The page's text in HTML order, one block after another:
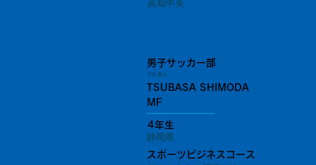
高知中央
男子サッカー部
下田 翼大
TSUBASA SHIMODA
MF
4年生
スポーツビジネスコース
静岡県